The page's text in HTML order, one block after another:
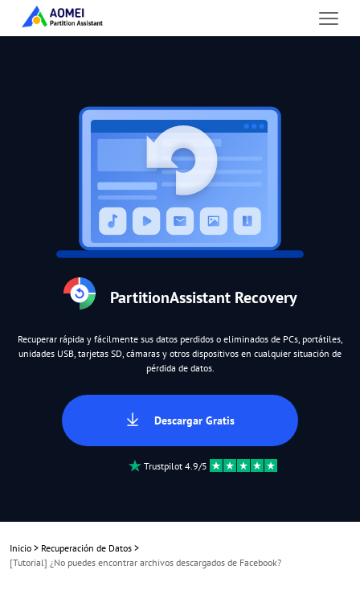
PartitionAssistant Recovery
Recuperar rápida y fácilmente sus datos perdidos o eliminados de PCs, portátiles,
unidades USB, tarjetas SD, cámaras y otros dispositivos en cualquier situación de
pérdida de datos.
Descargar Gratis
Trustpilot 4.9/5
Inicio > Recuperación de Datos >
[Tutorial] ¿No puedes encontrar archivos descargados de Facebook?